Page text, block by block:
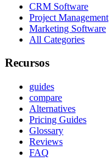
CRM Software
Project Management
Marketing Software
All Categories
Recursos
guides
compare
Alternatives
Pricing Guides
Glossary
Reviews
FAQ